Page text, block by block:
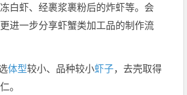
白虾、经裹浆裹粉后的炸虾等。会
进一步分享虾蟹类加工品的制作流
体型较小、品种较小虾子，去壳取得
。